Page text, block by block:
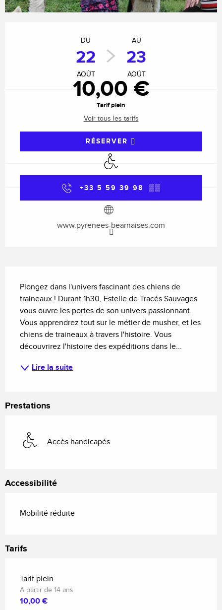
DU
22
AOÛT
AU
23
AOÛT
10,00 €
Tarif plein
Voir tous les tarifs
RÉSERVER
Accès handicapés
+33 5 59 39 98 ▒▒
www.pyrenees-bearnaises.com
Plongez dans l'univers fascinant des chiens de
traineaux ! Durant 1h30, Estelle de Tracés Sauvages
vous ouvre les portes de son univers passionnant.
Vous apprendrez tout sur le métier de musher, et les
chiens de traineaux à travers l'histoire. Vous
découvrirez l'histoire des expéditions dans le...
Lire la suite
Prestations
Accès handicapés
Accessibilité
Mobilité réduite
Tarifs
Tarif plein
A partir de 14 ans
10,00 €